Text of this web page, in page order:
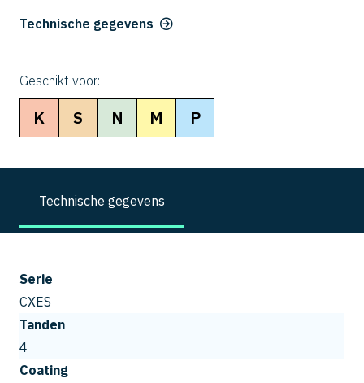
Technische gegevens
Geschikt voor:
K S N M P
Technische gegevens
Serie
CXES
Tanden
4
Coating